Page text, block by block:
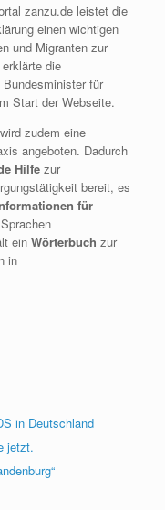
zanzu.de leistet die
einen wichtigen
und Migranten zur
die
für
Start der Webseite.
zudem eine
angeboten. Dadurch
Hilfe zur
bereit, es
für
ein Wörterbuch zur
in
in Deutschland
jetzt.